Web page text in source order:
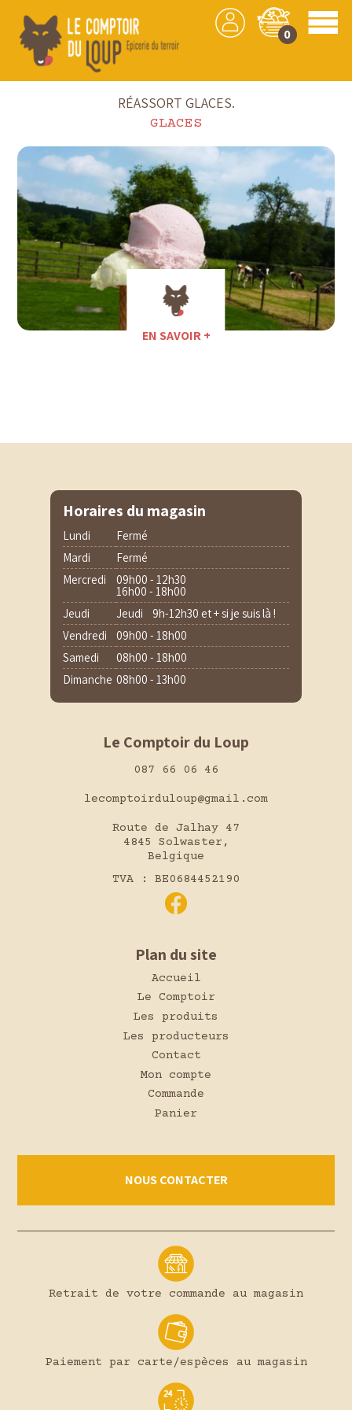
0
Accueil
RÉASSORT GLACES.
GLACES
EN SAVOIR +
Horaires du magasin
Lundi
Fermé
Mardi
Fermé
Mercredi
09h00 - 12h30
16h00 - 18h00
Jeudi
Jeudi 9h-12h30 et + si je suis là !
Vendredi
09h00 - 18h00
Samedi
08h00 - 18h00
Dimanche 08h00 - 13h00
Le Comptoir du Loup
087 66 06 46
lecomptoirduloup@gmail.com
Route de Jalhay 47
4845 Solwaster,
Belgique
TVA : BE0684452190
Plan du site
Accueil
Le Comptoir
Les produits
Les producteurs
Contact
Mon compte
Commande
Panier
NOUS CONTACTER
Retrait de votre commande au magasin
Paiement par carte/espèces au magasin